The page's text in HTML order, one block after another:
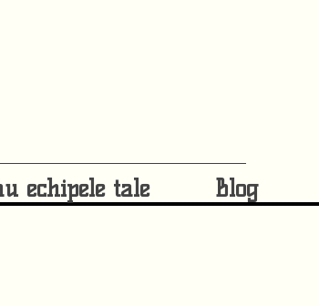
echipele tale Blog